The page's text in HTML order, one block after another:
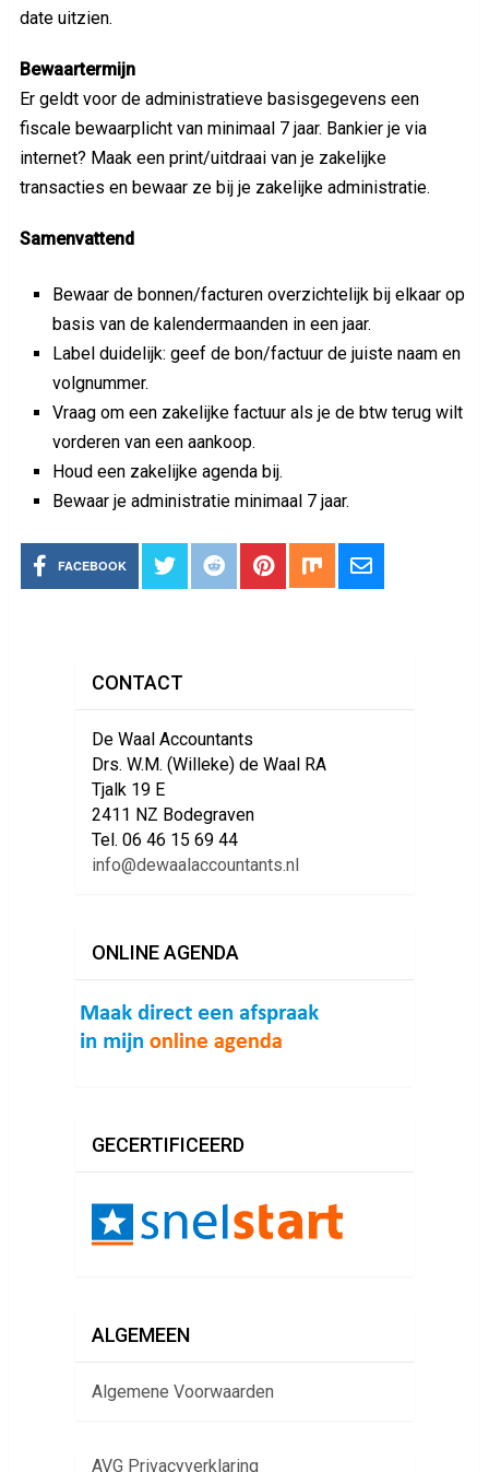
date uitzien.
Bewaartermijn
Er geldt voor de administratieve basisgegevens een
fiscale bewaarplicht van minimaal 7 jaar. Bankier je via
internet? Maak een print/uitdraai van je zakelijke
transacties en bewaar ze bij je zakelijke administratie.
Samenvattend
Bewaar de bonnen/facturen overzichtelijk bij elkaar op
basis van de kalendermaanden in een jaar.
Label duidelijk: geef de bon/factuur de juiste naam en
volgnummer.
Vraag om een zakelijke factuur als je de btw terug wilt
vorderen van een aankoop.
Houd een zakelijke agenda bij.
Bewaar je administratie minimaal 7 jaar.
FACEBOOK
CONTACT
De Waal Accountants
Drs. W.M. (Willeke) de Waal RA
Tjalk 19 E
2411 NZ Bodegraven
Tel. 06 46 15 69 44
info@dewaalaccountants.nl
ONLINE AGENDA
GECERTIFICEERD
ALGEMEEN
Algemene Voorwaarden
AVG Privacyverklaring